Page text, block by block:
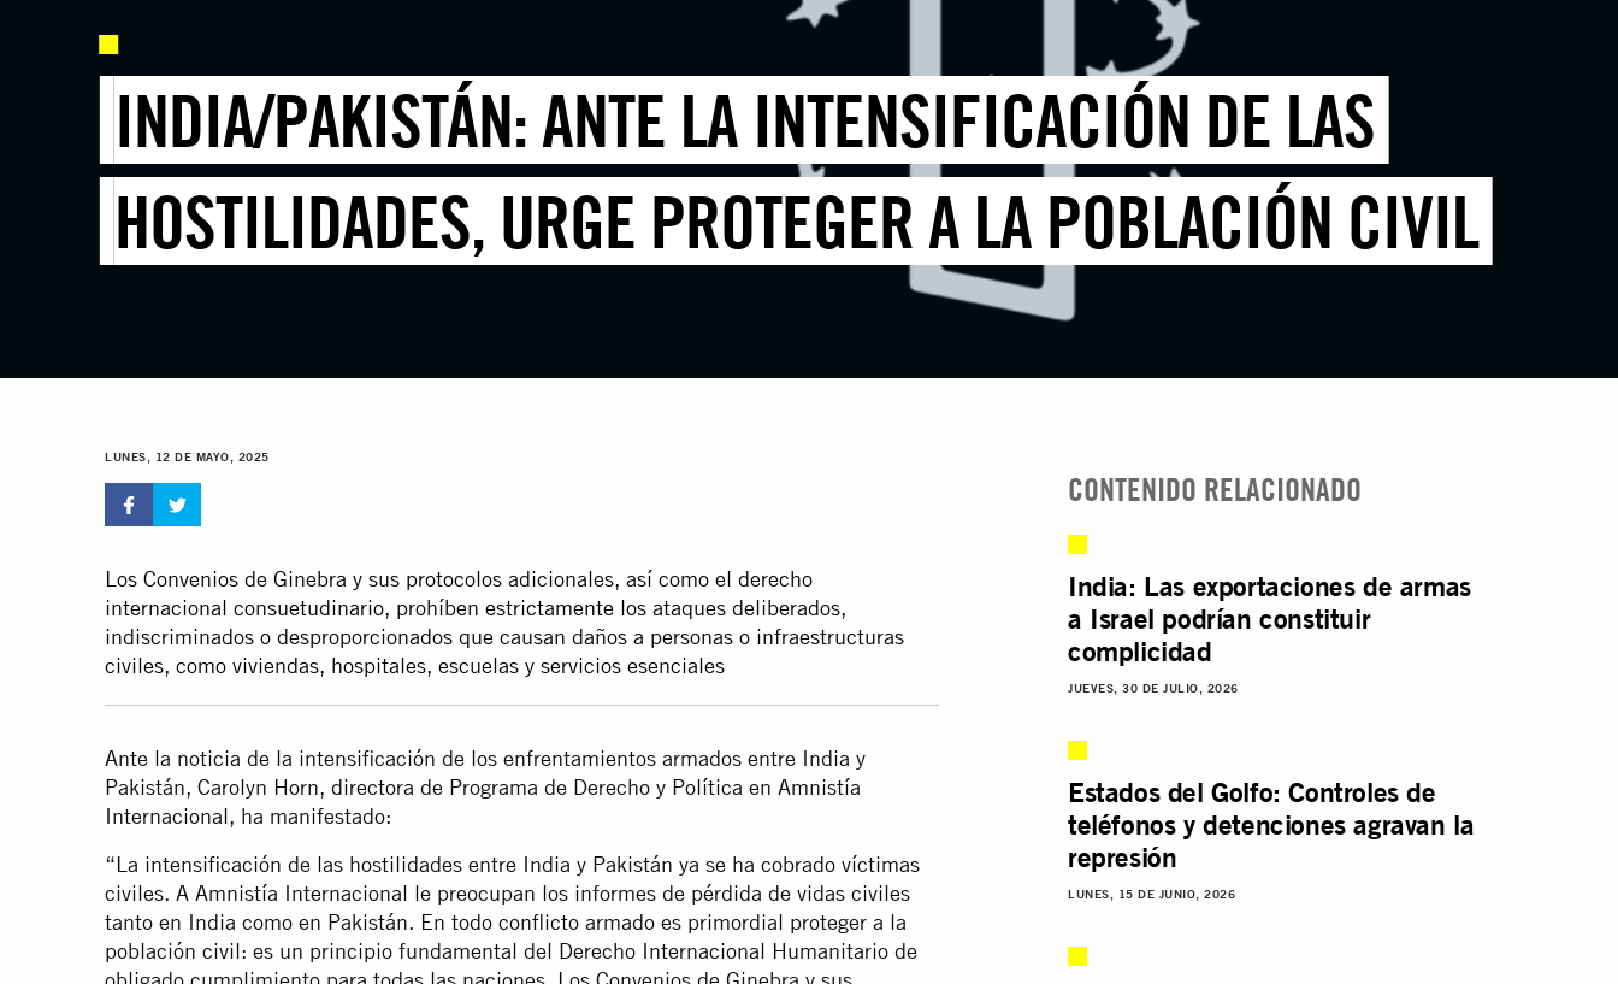
INDIA/PAKISTÁN: ANTE LA INTENSIFICACIÓN DE LAS
HOSTILIDADES, URGE PROTEGER A LA POBLACIÓN CIVIL
LUNES, 12 DE MAYO, 2025
Los Convenios de Ginebra y sus protocolos adicionales, así como el derecho
internacional consuetudinario, prohíben estrictamente los ataques deliberados,
indiscriminados o desproporcionados que causan daños a personas o infraestructuras
civiles, como viviendas, hospitales, escuelas y servicios esenciales
Ante la noticia de la intensificación de los enfrentamientos armados entre India y
Pakistán, Carolyn Horn, directora de Programa de Derecho y Política en Amnistía
Internacional, ha manifestado:
“La intensificación de las hostilidades entre India y Pakistán ya se ha cobrado víctimas
civiles. A Amnistía Internacional le preocupan los informes de pérdida de vidas civiles
tanto en India como en Pakistán. En todo conflicto armado es primordial proteger a la
población civil: es un principio fundamental del Derecho Internacional Humanitario de
CONTENIDO RELACIONADO
India: Las exportaciones de armas
a Israel podrían constituir
complicidad
JUEVES, 30 DE JULIO, 2026
Estados del Golfo: Controles de
teléfonos y detenciones agravan la
represión
LUNES, 15 DE JUNIO, 2026